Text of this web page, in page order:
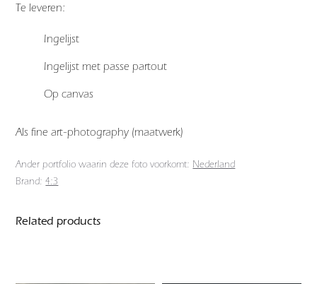
Te leveren:
Ingelijst
Ingelijst met passe partout
Op canvas
Als fine art-photography (maatwerk)
Ander portfolio waarin deze foto voorkomt: Nederland
Brand:4:3
Related products